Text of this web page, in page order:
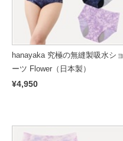
hanayaka 究極の無縫製吸水ショ
ーツ Flower（日本製）
¥4,950